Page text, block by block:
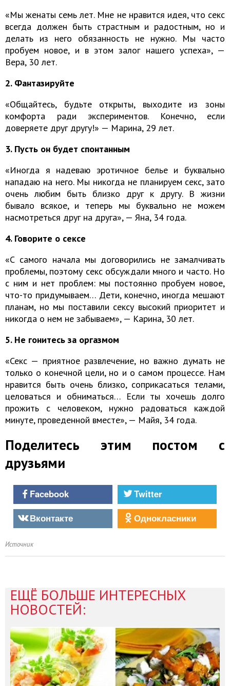
«Мы женаты семь лет. Мне не нравится идея, что секс
всегда должен быть страстным и радостным, но и
делать из него обязанность не нужно. Мы часто
пробуем новое, и в этом залог нашего успеха», —
Вера, 30 лет.
2. Фантазируйте
«Общайтесь, будьте открыты, выходите из зоны
комфорта ради экспериментов. Конечно, если
доверяете друг другу!» — Марина, 29 лет.
3. Пусть он будет спонтанным
«Иногда я надеваю эротичное белье и буквально
нападаю на него. Мы никогда не планируем секс, зато
очень любим быть близко друг к другу. В жизни
бывало всякое, и теперь мы буквально не можем
насмотреться друг на друга», — Яна, 34 года.
4. Говорите о сексе
«С самого начала мы договорились не замалчивать
проблемы, поэтому секс обсуждали много и часто. Но
с ним и нет проблем: мы постоянно пробуем новое,
что-то придумываем… Дети, конечно, иногда мешают
планам, но мы поставили сексу высокий приоритет и
никогда о нем не забываем», — Карина, 30 лет.
5. Не гонитесь за оргазмом
«Секс — приятное развлечение, но важно думать не
только о конечной цели, но и о самом процессе. Нам
нравится быть очень близко, соприкасаться телами,
целоваться и обниматься… Если ты хочешь долго
прожить с человеком, нужно радоваться каждой
минуте, проведенной вместе», — Майя, 34 года.
Поделитесь этим постом с
друзьями
Facebook
Twitter
Вконтакте
Однокласники
Источник
ЕЩЁ БОЛЬШЕ ИНТЕРЕСНЫХ
НОВОСТЕЙ: